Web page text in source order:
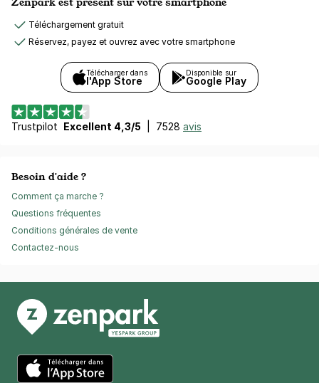
Téléchargement gratuit
Réservez, payez et ouvrez avec votre smartphone
Télécharger dans
l'App Store
Disponible sur
Google Play
Trustpilot Excellent 4,3/5 7528 avis
Besoin d'aide ?
Comment ça marche ?
Questions fréquentes
Conditions générales de vente
Contactez-nous